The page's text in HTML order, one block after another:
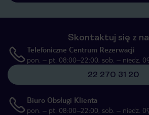
Skontaktuj się z
Telefoniczne Centrum Rezerwacji
pon. – pt. 08:00–22:00, sob. – niedz.
22 270 31 20
Biuro Obsługi Klienta
pon. – pt. 08:00–22:00, sob. – niedz.